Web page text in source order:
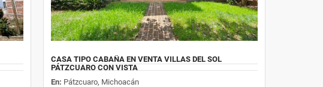
CASA TIPO CABAÑA EN VENTA VILLAS DEL SOL
PÁTZCUARO CON VISTA
En: Pátzcuaro, Michoacán